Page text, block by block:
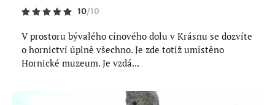
10/10
V prostoru bývalého cínového dolu v Krásnu se dozvíte
o hornictví úplně všechno. Je zde totiž umístěno
Hornické muzeum. Je vzdá...